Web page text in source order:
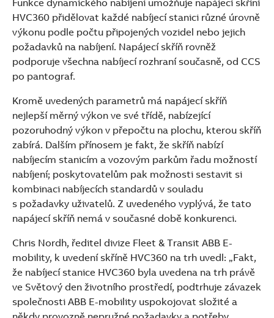
Funkce dynamického nabíjení umožňuje napájecí skříni
HVC360 přidělovat každé nabíjecí stanici různé úrovně
výkonu podle počtu připojených vozidel nebo jejich
požadavků na nabíjení. Napájecí skříň rovněž
podporuje všechna nabíjecí rozhraní současně, od CCS
po pantograf.
Kromě uvedených parametrů má napájecí skříň
nejlepší měrný výkon ve své třídě, nabízející
pozoruhodný výkon v přepočtu na plochu, kterou skříň
zabírá. Dalším přínosem je fakt, že skříň nabízí
nabíjecím stanicím a vozovým parkům řadu možností
nabíjení; poskytovatelům pak možnosti sestavit si
kombinaci nabíjecích standardů v souladu
s požadavky uživatelů. Z uvedeného vyplývá, že tato
napájecí skříň nemá v současné době konkurenci.
Chris Nordh, ředitel divize Fleet & Transit ABB E-
mobility, k uvedení skříně HVC360 na trh uvedl: „Fakt,
že nabíjecí stanice HVC360 byla uvedena na trh právě
ve Světový den životního prostředí, podtrhuje závazek
společnosti ABB E-mobility uspokojovat složité a